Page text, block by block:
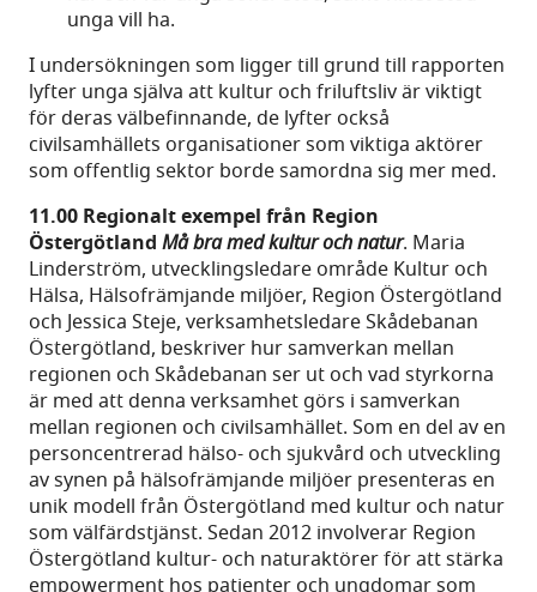
unga vill ha.
I undersökningen som ligger till grund till rapporten
lyfter unga själva att kultur och friluftsliv är viktigt
för deras välbefinnande, de lyfter också
civilsamhällets organisationer som viktiga aktörer
som offentlig sektor borde samordna sig mer med.
11.00 Regionalt exempel från Region
Östergötland Må bra med kultur och natur. Maria
Linderström, utvecklingsledare område Kultur och
Hälsa, Hälsofrämjande miljöer, Region Östergötland
och Jessica Steje, verksamhetsledare Skådebanan
Östergötland, beskriver hur samverkan mellan
regionen och Skådebanan ser ut och vad styrkorna
är med att denna verksamhet görs i samverkan
mellan regionen och civilsamhället. Som en del av en
personcentrerad hälso- och sjukvård och utveckling
av synen på hälsofrämjande miljöer presenteras en
unik modell från Östergötland med kultur och natur
som välfärdstjänst. Sedan 2012 involverar Region
Östergötland kultur- och naturaktörer för att stärka